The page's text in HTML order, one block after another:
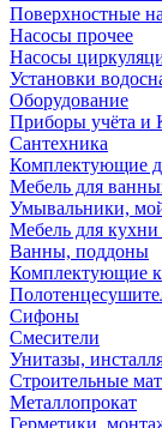
Поверхностные
Насосы прочее
Насосы
Установки
Оборудование
Приборы учёта
Сантехника
Комплектующие
Мебель для
Умывальники,
Мебель для
Ванны, поддоны
Комплектующие к
Сифоны
Смесители
Унитазы,
Строительные
Металлопрокат
Герметики,